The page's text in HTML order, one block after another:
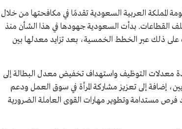
المملكة العربية السعودية تقدمًا في مكافحتها من خلال
القطاعات. بدأت السعودية جهودها في هذا الشأن منذ
على ذلك عبر الخطط الخمسية، بعد تزايد معدلها بين
العمل على زيادة معدلات التوظيف واستهداف تخفيض معدل البطالة إلى
إضافة إلى تعزيز مشاركة المرأة في سوق العمل ودعم
مستدامة وتطوير مهارات القوى العاملة الضرورية